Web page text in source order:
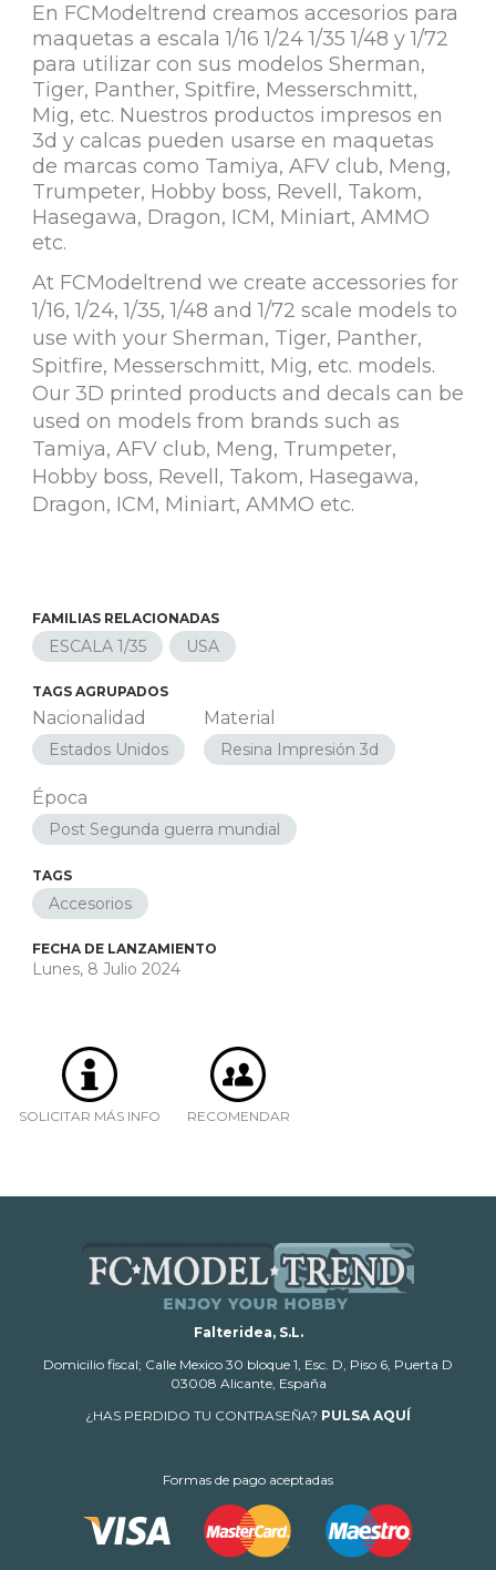
En FCModeltrend creamos accesorios para
maquetas a escala 1/16 1/24 1/35 1/48 y 1/72
para utilizar con sus modelos Sherman,
Tiger, Panther, Spitfire, Messerschmitt,
Mig, etc. Nuestros productos impresos en
3d y calcas pueden usarse en maquetas
de marcas como Tamiya, AFV club, Meng,
Trumpeter, Hobby boss, Revell, Takom,
Hasegawa, Dragon, ICM, Miniart, AMMO
etc.
At FCModeltrend we create accessories for
1/16, 1/24, 1/35, 1/48 and 1/72 scale models to
use with your Sherman, Tiger, Panther,
Spitfire, Messerschmitt, Mig, etc. models.
Our 3D printed products and decals can be
used on models from brands such as
Tamiya, AFV club, Meng, Trumpeter,
Hobby boss, Revell, Takom, Hasegawa,
Dragon, ICM, Miniart, AMMO etc.
FAMILIAS RELACIONADAS
ESCALA 1/35 USA
TAGS AGRUPADOS
Nacionalidad
Estados Unidos
Material
Resina Impresión 3d
Época
Post Segunda guerra mundial
TAGS
Accesorios
FECHA DE LANZAMIENTO
Lunes, 8 Julio 2024
SOLICITAR MÁS INFO RECOMENDAR
Falteridea, S.L.
Domicilio fiscal; Calle Mexico 30 bloque 1, Esc. D, Piso 6, Puerta D
03008 Alicante, España
¿HAS PERDIDO TU CONTRASEÑA? PULSA AQUÍ
Formas de pago aceptadas